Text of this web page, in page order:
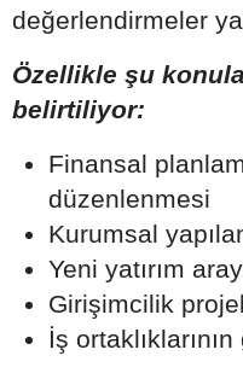
değerlendirmeler
Özellikle şu
belirtiliyor:
Finansal
düzenlenmesi
Kurumsal
Yeni yatırım
Girişimcilik
İş